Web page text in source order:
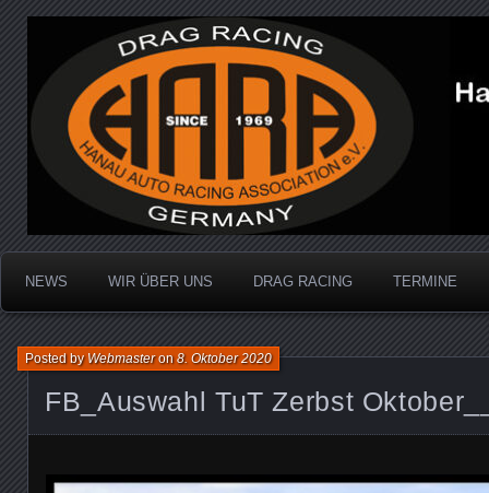
Hanau Auto Racing
Dragracing auf der 1/4 Meile
NEWS WIR ÜBER UNS DRAG RACING TERMINE
FB_Auswahl TuT Zerbst
Posted byWebmasteron8. Oktober 2020